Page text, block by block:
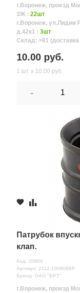
г.Воронеж, проезд
3Ж : 22шт
г.Воронеж, ул.Лидии
д.42к1 : 3шт
Склад: >81
10.00 руб.
1 шт х 10.00 руб.
-
Патрубок
клап.
Код: 20909
Артикул: 2112-1008088Р
Бренд: ОАО "БРТ"
г.Воронеж, проезд